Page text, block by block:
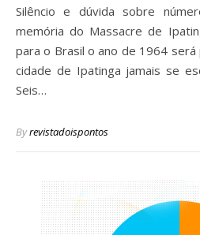
Silêncio e dúvida sobre número de mortos cercam a
memória do Massacre de
para o Brasil o ano de 1964
cidade de Ipatinga jamais se
Seis…
Byrevistadoispontos